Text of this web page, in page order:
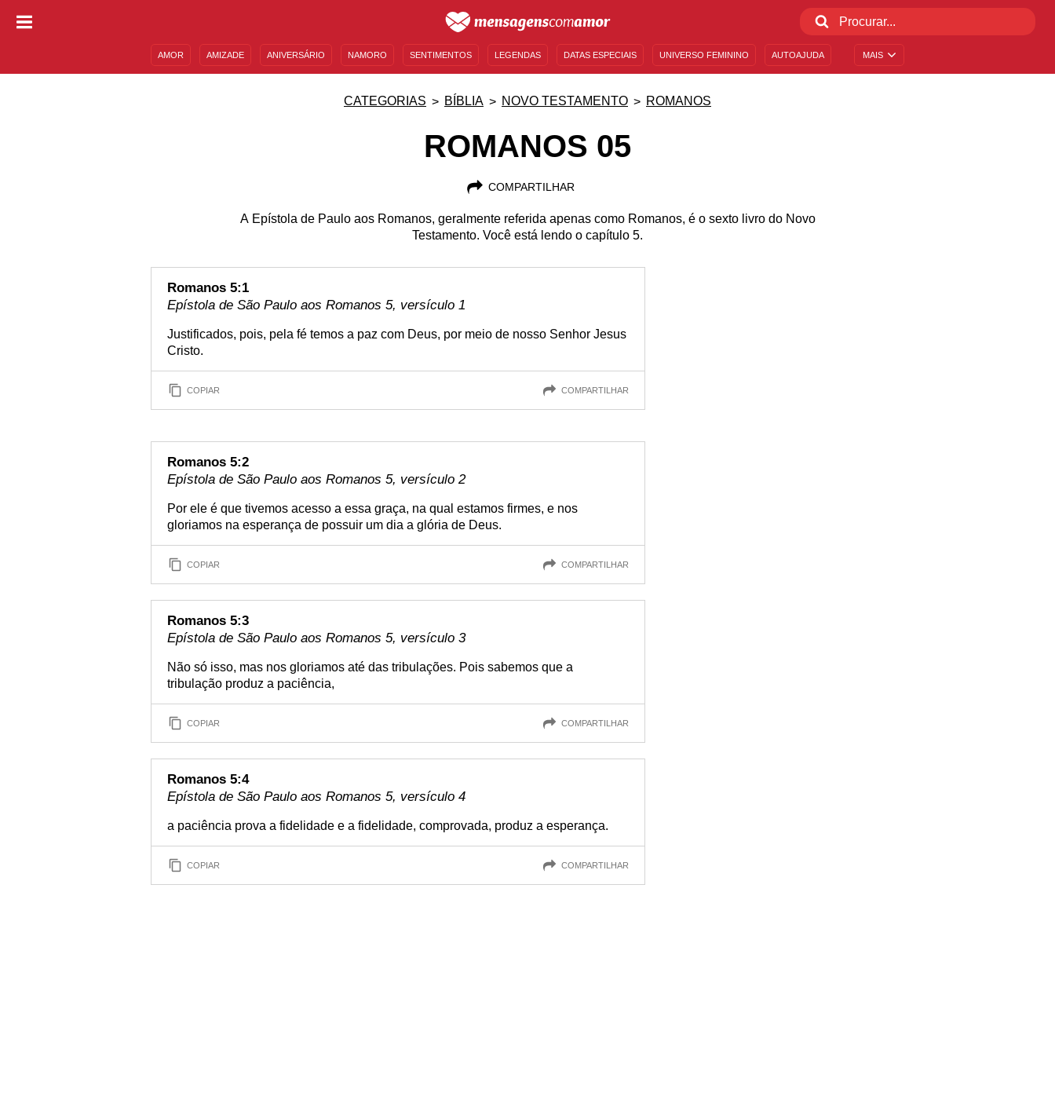
MAIS
AMOR AMIZADE ANIVERSÁRIO NAMORO SENTIMENTOS LEGENDAS DATAS ESPECIAIS UNIVERSO FEMININO AUTOAJUDA
CATEGORIAS BÍBLIA NOVO TESTAMENTO ROMANOS
ROMANOS 05
COMPARTILHAR
A Epístola de Paulo aos Romanos, geralmente referida apenas como Romanos, é o sexto livro do Novo
Testamento. Você está lendo o capítulo 5.
Romanos 5:1
Epístola de São Paulo aos Romanos 5, versículo 1
Justificados, pois, pela fé temos a paz com Deus, por meio de nosso Senhor Jesus
Cristo.
COPIAR COMPARTILHAR
Romanos 5:2
Epístola de São Paulo aos Romanos 5, versículo 2
Por ele é que tivemos acesso a essa graça, na qual estamos firmes, e nos
gloriamos na esperança de possuir um dia a glória de Deus.
COPIAR COMPARTILHAR
Romanos 5:3
Epístola de São Paulo aos Romanos 5, versículo 3
Não só isso, mas nos gloriamos até das tribulações. Pois sabemos que a
tribulação produz a paciência,
COPIAR COMPARTILHAR
Romanos 5:4
Epístola de São Paulo aos Romanos 5, versículo 4
a paciência prova a fidelidade e a fidelidade, comprovada, produz a esperança.
COPIAR COMPARTILHAR